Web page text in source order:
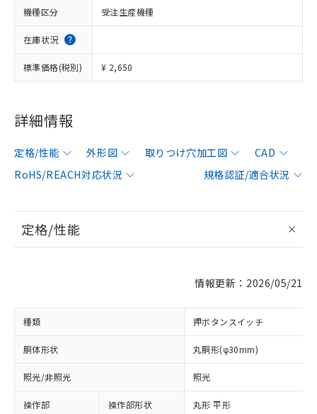
機種区分 受注生産機種
在庫状況
標準価格(税別) ¥ 2,650
詳細情報
定格/性能 外形図 取りつけ穴加工図
CAD
RoHS/REACH対応状況
規格認証/適合状況
定格/性能
情報更新：2026/05/21
種類 押ボタンスイッチ
胴体形状 丸胴形(φ30mm)
照光/非照光 照光
操作部 操作部形状 丸形 平形